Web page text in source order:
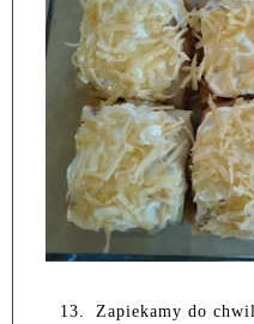
13.
Zapiekamy do